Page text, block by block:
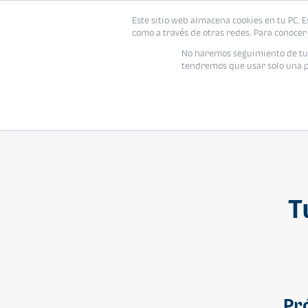
Este sitio web almacena cookies en tu
como a través de otras redes. Para
No haremos seguimiento de
tendremos que usar solo una